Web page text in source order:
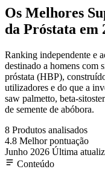
Os Melhores
da Próstata em
Ranking independente e
destinado a homens com
próstata (HBP),
utilizadores e do que a
saw palmetto, beta-
de semente de abóbora.
8 Produtos analisados
4.8 Melhor pontuação
Junho 2026 Última
Conteúdo